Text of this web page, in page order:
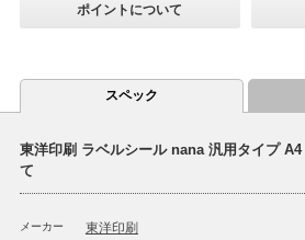
ポイントについて
スペック
東洋印刷 ラベルシール nana 汎用タイプ
て
メーカー 東洋印刷